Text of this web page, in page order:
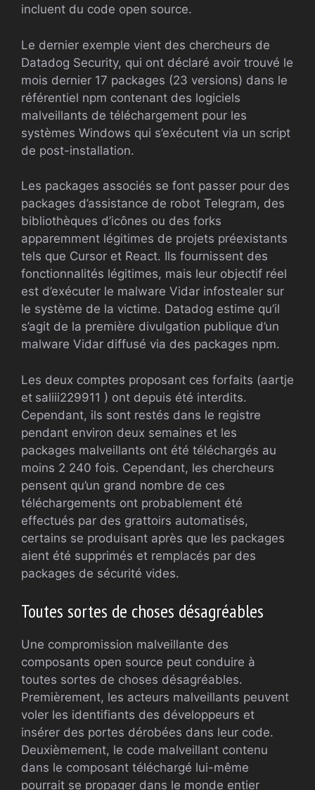
incluent du code open source.
Le dernier exemple vient des chercheurs de
Datadog Security, qui ont déclaré avoir trouvé le
mois dernier 17 packages (23 versions) dans le
référentiel npm contenant des logiciels
malveillants de téléchargement pour les
systèmes Windows qui s’exécutent via un script
de post-installation.
Les packages associés se font passer pour des
packages d’assistance de robot Telegram, des
bibliothèques d’icônes ou des forks
apparemment légitimes de projets préexistants
tels que Cursor et React. Ils fournissent des
fonctionnalités légitimes, mais leur objectif réel
est d’exécuter le malware Vidar infostealer sur
le système de la victime. Datadog estime qu’il
s’agit de la première divulgation publique d’un
malware Vidar diffusé via des packages npm.
Les deux comptes proposant ces forfaits (aartje
et saliii229911 ) ont depuis été interdits.
Cependant, ils sont restés dans le registre
pendant environ deux semaines et les
packages malveillants ont été téléchargés au
moins 2 240 fois. Cependant, les chercheurs
pensent qu’un grand nombre de ces
téléchargements ont probablement été
effectués par des grattoirs automatisés,
certains se produisant après que les packages
aient été supprimés et remplacés par des
packages de sécurité vides.
Toutes sortes de choses désagréables
Une compromission malveillante des
composants open source peut conduire à
toutes sortes de choses désagréables.
Premièrement, les acteurs malveillants peuvent
voler les identifiants des développeurs et
insérer des portes dérobées dans leur code.
Deuxièmement, le code malveillant contenu
dans le composant téléchargé lui-même
pourrait se propager dans le monde entier